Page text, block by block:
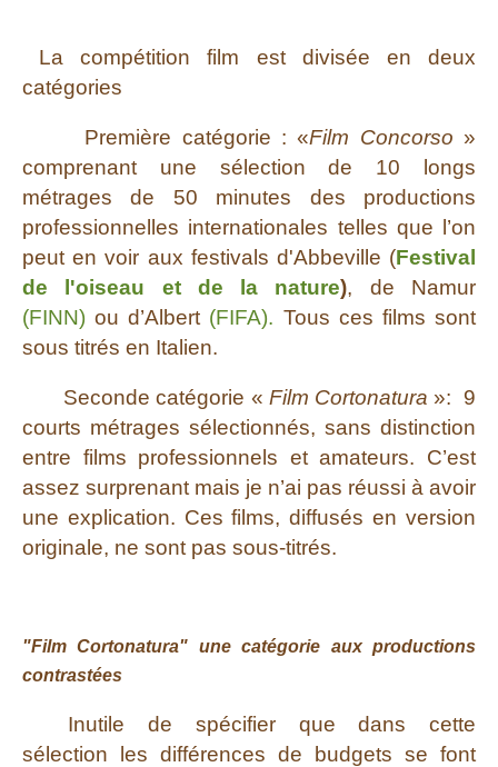
La compétition film est divisée en deux
catégories
Première catégorie : «Film Concorso »
comprenant une sélection de 10 longs
métrages de 50 minutes des productions
professionnelles internationales telles que l’on
peut en voir aux festivals d'Abbeville (Festival
de l'oiseau et de la nature), de Namur
(FINN) ou d’Albert (FIFA). Tous ces films sont
sous titrés en Italien.
Seconde catégorie « Film Cortonatura »: 9
courts métrages sélectionnés, sans distinction
entre films professionnels et amateurs. C’est
assez surprenant mais je n’ai pas réussi à avoir
une explication. Ces films, diffusés en version
originale, ne sont pas sous-titrés.
"Film Cortonatura" une catégorie aux productions
contrastées
Inutile de spécifier que dans cette
sélection les différences de budgets se font